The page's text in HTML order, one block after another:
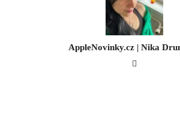
AppleNovinky.cz | Nika